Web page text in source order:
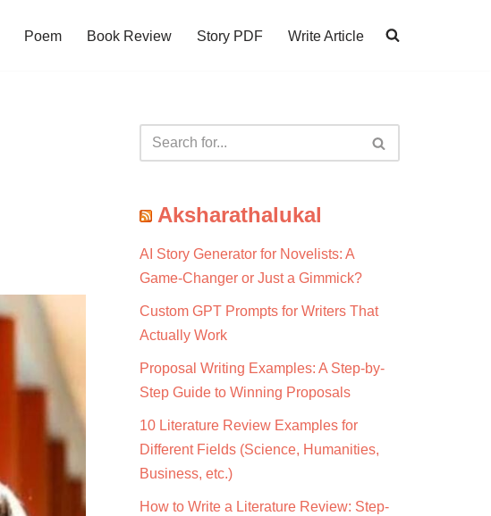
Poem Book Review Story PDF Write Article
Aksharathalukal
AI Story Generator for Novelists: A
Game-Changer or Just a Gimmick?
Custom GPT Prompts for Writers That
Actually Work
Proposal Writing Examples: A Step-by-
Step Guide to Winning Proposals
10 Literature Review Examples for
Different Fields (Science, Humanities,
Business, etc.)
How to Write a Literature Review: Step-